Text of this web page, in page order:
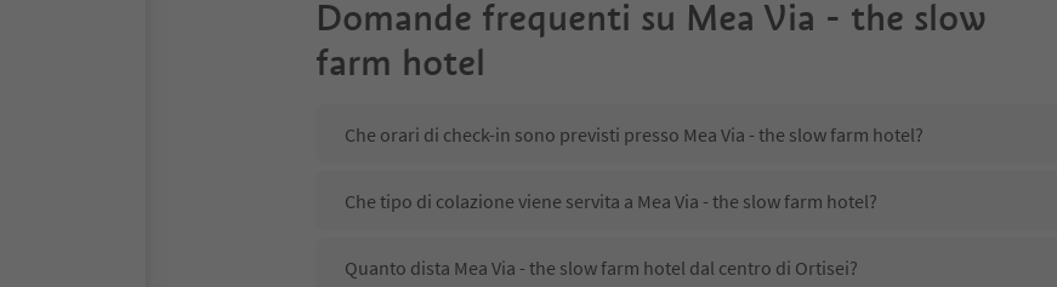
Domande frequenti su Mea Via - the slow
farm hotel
Che orari di check-in sono previsti presso Mea Via - the slow farm hotel?
Che tipo di colazione viene servita a Mea Via - the slow farm hotel?
Quanto dista Mea Via - the slow farm hotel dal centro di Ortisei?